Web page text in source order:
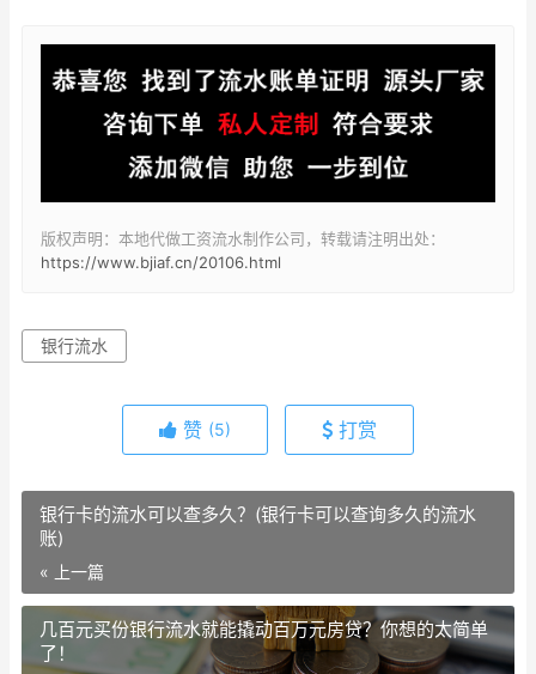
版权声明：本地代做工资流水制作公司，转载请注明出处：
https://www.bjiaf.cn/20106.html
银行流水
赞 (5) 打赏
银行卡的流水可以查多久？(银行卡可以查询多久的流水
账)
« 上一篇
几百元买份银行流水就能撬动百万元房贷？你想的太简单
了！